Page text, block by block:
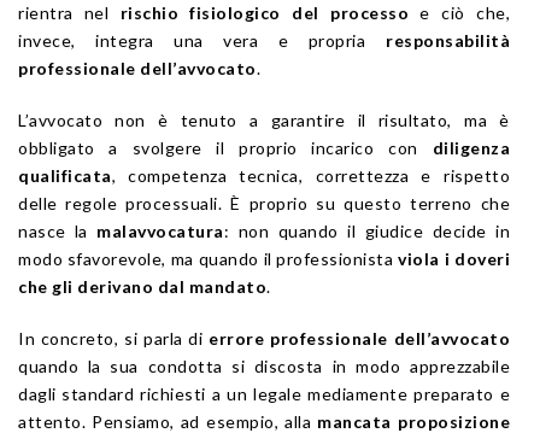
rientra nel rischio fisiologico del processo e ciò che,
invece, integra una vera e propria responsabilità
professionale dell’avvocato.
L’avvocato non è tenuto a garantire il risultato, ma è
obbligato a svolgere il proprio incarico con diligenza
qualificata, competenza tecnica, correttezza e rispetto
delle regole processuali. È proprio su questo terreno che
nasce la malavvocatura: non quando il giudice decide in
modo sfavorevole, ma quando il professionistaviola i doveri
che gli derivano dal mandato.
In concreto, si parla di errore professionale dell’avvocato
quando la sua condotta si discosta in modo apprezzabile
dagli standard richiesti a un legale mediamente preparato e
attento. Pensiamo, ad esempio, alla mancata proposizione